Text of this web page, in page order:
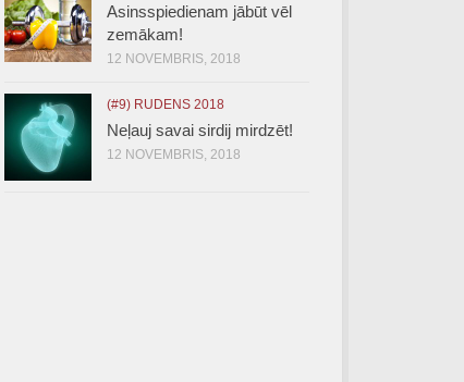
Asinsspiedienam jābūt vēl
zemākam!
12 NOVEMBRIS, 2018
(#9) RUDENS 2018
Neļauj savai sirdij mirdzēt!
12 NOVEMBRIS, 2018